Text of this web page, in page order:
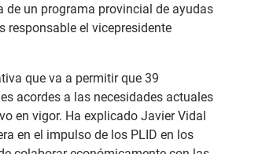
de un programa provincial de ayudas
responsable el vicepresidente
que va a permitir que 39
acordes a las necesidades actuales
en vigor. Ha explicado Javier Vidal
en el impulso de los PLID en los